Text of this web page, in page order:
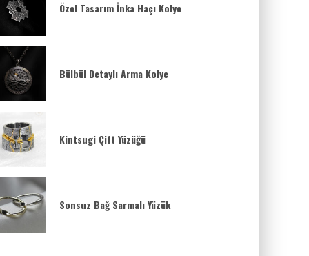
Özel Tasarım İnka Haçı Kolye
Bülbül Detaylı Arma Kolye
Kintsugi Çift Yüzüğü
Sonsuz Bağ Sarmalı Yüzük